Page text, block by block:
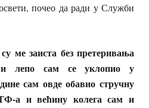
почео да ради у Служби
ме заиста без претеривања
и лепо сам се уклопио у
сам овде обавио стручну
а и већину колега сам и